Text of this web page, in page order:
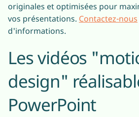
originales et optimisées pour
vos présentations. Contactez-nous
d'informations.
Les vidéos
design"
PowerPoint